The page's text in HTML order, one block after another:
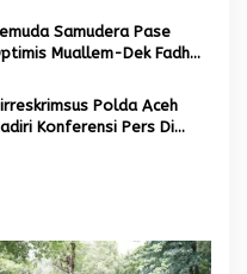
MoU Helsinki
Samudera Pase
Muallem-Dek Fadh
Polda Aceh
Konferensi Pers Di